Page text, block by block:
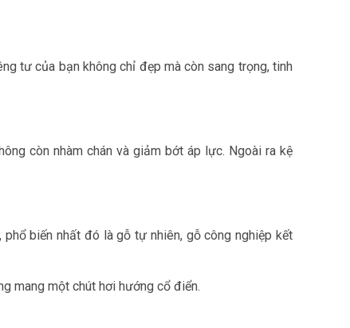
tư của bạn không chỉ đẹp mà còn sang trọng, tinh
còn nhàm chán và giảm bớt áp lực. Ngoài ra kệ
biến nhất đó là gỗ tự nhiên, gỗ công nghiệp kết
mang một chút hơi hướng cổ điển.